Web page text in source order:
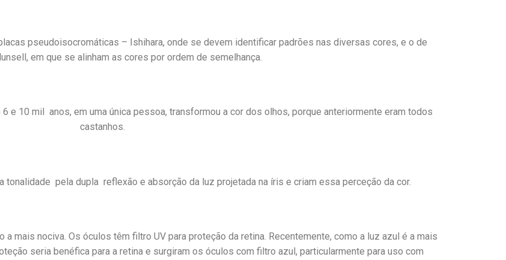
pseudoisocromáticas – Ishihara, onde se devem identificar padrões nas diversas cores, e o de
em que se alinham as cores por ordem de semelhança.
6 e 10 mil anos, em uma única pessoa, transformou a cor dos olhos, porque anteriormente eram todos
castanhos.
tonalidade pela dupla reflexão e absorção da luz projetada na íris e criam essa perceção da cor.
mais nociva. Os óculos têm filtro UV para proteção da retina. Recentemente, como a luz azul é a mais
seria benéfica para a retina e surgiram os óculos com filtro azul, particularmente para uso com